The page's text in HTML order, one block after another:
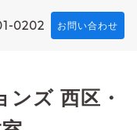
0202 お問い合わせ
ズ 西区・